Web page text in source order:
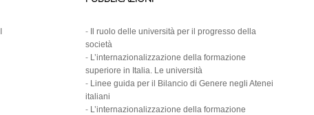
-
Il ruolo delle università per il progresso della
società
- L’internazionalizzazione della formazione
superiore in Italia. Le università
- Linee guida per il Bilancio di Genere negli Atenei
italiani
- L’internazionalizzazione della formazione